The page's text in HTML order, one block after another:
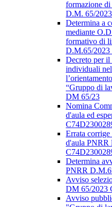
formazione
D.M. 65/
Determina a
mediante
formativo di
D.M.65/2023
Decreto per
individuali
“Gruppo di
DM 65/23
Nomina
d'aula ed
Errata
d'aula PNRR
Determina
PNRR
Avviso
DM 65/2023
Avviso